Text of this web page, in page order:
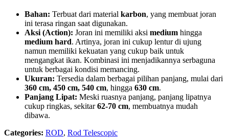
Bahan: Terbuat dari material karbon, yang membuat joran
ini terasa ringan saat digunakan.
Aksi (Action): Joran ini memiliki aksi medium hingga
medium hard. Artinya, joran ini cukup lentur di ujung
namun memiliki kekuatan yang cukup baik untuk
mengangkat ikan. Kombinasi ini menjadikannya serbaguna
untuk berbagai kondisi memancing.
Ukuran: Tersedia dalam berbagai pilihan panjang, mulai dari
360 cm, 450 cm, 540 cm, hingga 630 cm.
Panjang Lipat: Meski ruasnya panjang, panjang lipatnya
cukup ringkas, sekitar62-70 cm, membuatnya mudah
dibawa.
Categories: ROD, Rod Telescopic